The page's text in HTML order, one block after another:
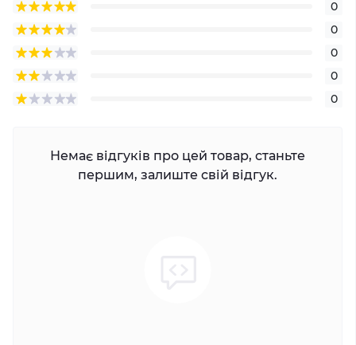
0
0
0
0
0
Немає відгуків про цей товар, станьте
першим, залиште свій відгук.